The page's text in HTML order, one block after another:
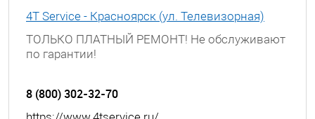
4T Service - Красноярск (ул. Телевизорная)
ТОЛЬКО ПЛАТНЫЙ РЕМОНТ! Не обслуживают
по гарантии!
8 (800) 302-32-70